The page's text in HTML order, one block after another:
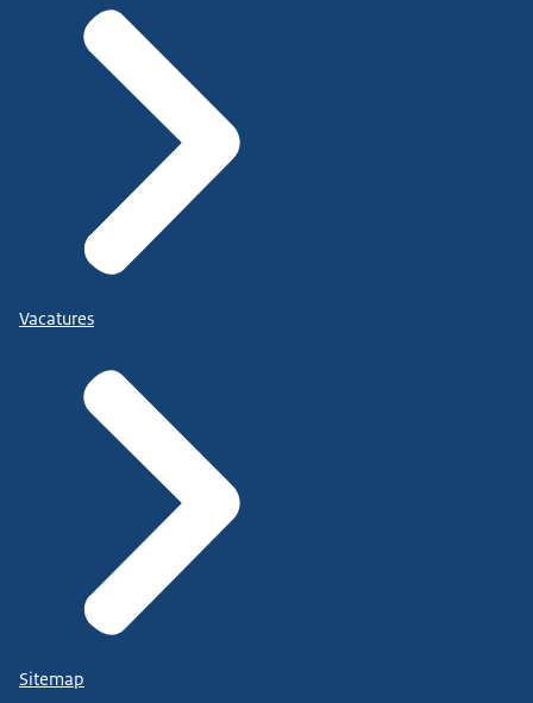
Vacatures
Sitemap